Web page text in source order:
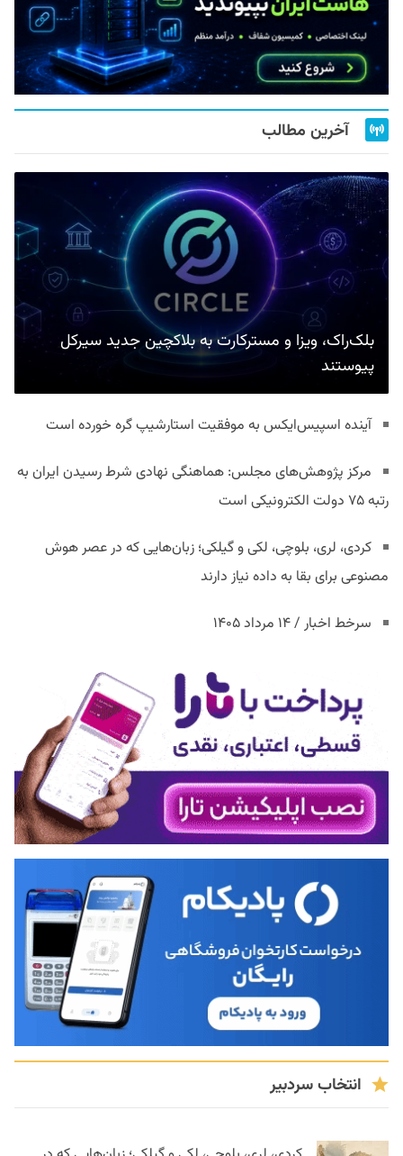
آخرین مطالب
بلک‌راک، ویزا و مسترکارت به بلاکچین جدید سیرکل
پیوستند
آینده اسپیس‌ایکس به موفقیت استارشیپ گره خورده است
مرکز پژوهش‌های مجلس: هماهنگی نهادی شرط رسیدن ایران به
رتبه ۷۵ دولت الکترونیکی است
کردی، لری، بلوچی، لکی و گیلکی؛ زبان‌هایی که در عصر هوش
مصنوعی برای بقا به داده نیاز دارند
سرخط اخبار / ۱۴ مرداد ۱۴۰۵
انتخاب سردبیر